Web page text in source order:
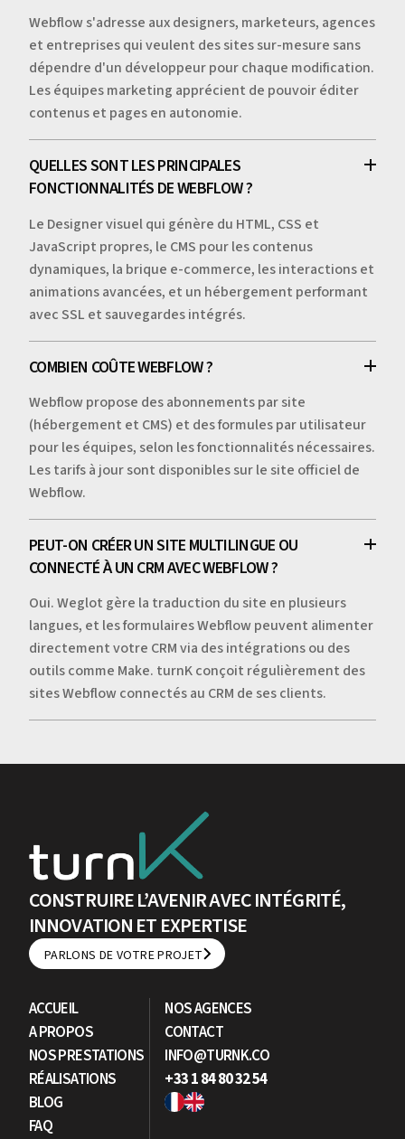
Webflow s'adresse aux designers, marketeurs, agences
et entreprises qui veulent des sites sur-mesure sans
dépendre d'un développeur pour chaque modification.
Les équipes marketing apprécient de pouvoir éditer
contenus et pages en autonomie.
QUELLES SONT LES PRINCIPALES
FONCTIONNALITÉS DE WEBFLOW ?
Le Designer visuel qui génère du HTML, CSS et
JavaScript propres, le CMS pour les contenus
dynamiques, la brique e-commerce, les interactions et
animations avancées, et un hébergement performant
avec SSL et sauvegardes intégrés.
COMBIEN COÛTE WEBFLOW ?
Webflow propose des abonnements par site
(hébergement et CMS) et des formules par utilisateur
pour les équipes, selon les fonctionnalités nécessaires.
Les tarifs à jour sont disponibles sur le site officiel de
Webflow.
PEUT-ON CRÉER UN SITE MULTILINGUE OU
CONNECTÉ À UN CRM AVEC WEBFLOW ?
Oui. Weglot gère la traduction du site en plusieurs
langues, et les formulaires Webflow peuvent alimenter
directement votre CRM via des intégrations ou des
outils comme Make. turnK conçoit régulièrement des
sites Webflow connectés au CRM de ses clients.
CONSTRUIRE L’AVENIR AVEC INTÉGRITÉ,
INNOVATION ET EXPERTISE
PARLONS DE VOTRE PROJET
PARLONS DE VOTRE PROJET
ACCUEIL
A PROPOS
NOS PRESTATIONS
RÉALISATIONS
BLOG
FAQ
NOS AGENCES
CONTACT
INFO@TURNK.CO
+33 1 84 80 32 54